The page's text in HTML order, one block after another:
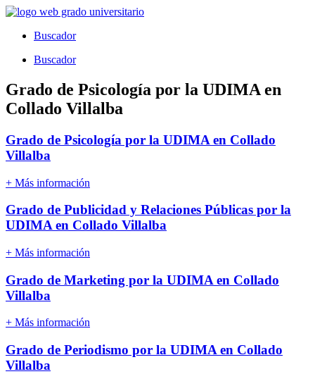
Ir
contenidoBuscador
Buscador
Grado de Psicología por la UDIMA en
Collado Villalba
Grado de Psicología por la UDIMA en Collado
Villalba
+ Más información
Grado de Publicidad y Relaciones Públicas por la
UDIMA en Collado Villalba
+ Más información
Grado de Marketing por la UDIMA en Collado
Villalba
+ Más información
Grado de Periodismo por la UDIMA en Collado
Villalba